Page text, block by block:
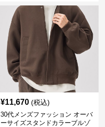
¥11,670 (税込)
30代メンズファッション オーバ
ーサイズスタンドカラーブルゾ